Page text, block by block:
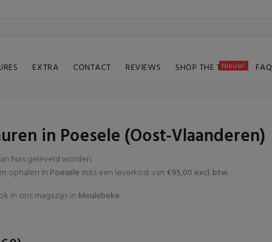
EXTRA CONTACT REVIEWS SHOP THE TABLE
Nieuw! FAQ
in Poesele (Oost-Vlaanderen)
huis geleverd worden.
ophalen In Poesele mits een leverkost van€95,00 excl. btw.
in ons magazijn in Meulebeke